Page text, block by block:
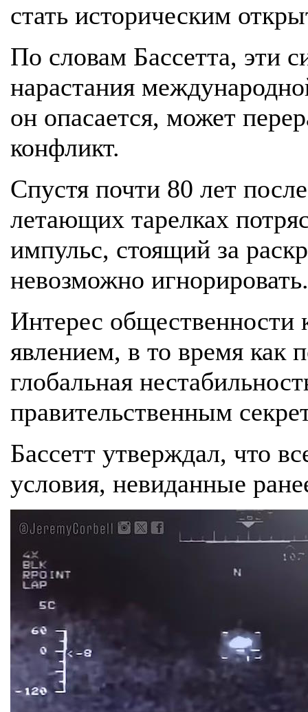
стать историческим
По словам Бассетта, эти
нарастания
он опасается, может
конфликт.
Спустя почти 80 лет
летающих тарелках
импульс, стоящий за
невозможно игнорировать.
Интерес
явлением, в то время как
глобальная
правительственным
Бассетт утверждал, что
условия, невиданные